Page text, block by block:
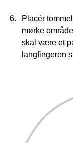
Placér
mørke
skal være et
langfingeren